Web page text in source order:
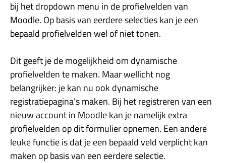
bij het dropdown menu in de profielvelden van
Moodle. Op basis van eerdere selecties kan je een
bepaald profielvelden wel of niet tonen.
Dit geeft je de mogelijkheid om dynamische
profielvelden te maken. Maar wellicht nog
belangrijker: je kan nu ook dynamische
registratiepagina’s maken. Bij het registreren van een
nieuw account in Moodle kan je namelijk extra
profielvelden op dit formulier opnemen. Een andere
leuke functie is dat je een bepaald veld verplicht kan
maken op basis van een eerdere selectie.